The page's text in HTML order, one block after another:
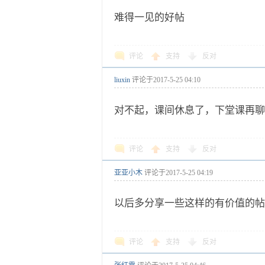
难得一见的好帖
评论 支持 反对
liuxin 评论于2017-5-25 04:10
对不起，课间休息了，下堂课再
评论 支持 反对
亚亚小木 评论于2017-5-25 04:19
以后多分享一些这样的有价值的
评论 支持 反对